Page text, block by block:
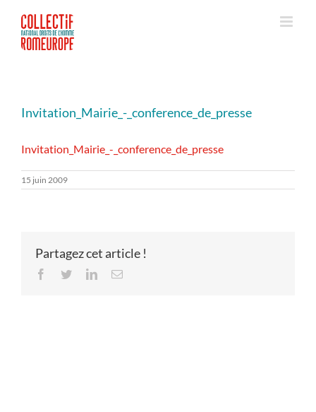
contenu
Invitation_Mairie_-_conference_de_presse
Invitation_Mairie_-_conference_de_presse
15 juin 2009
Partagez cet article !
Facebook
TwitterLinkedInEmail